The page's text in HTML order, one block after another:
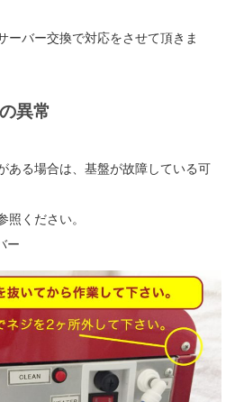
ーバー交換で対応をさせて頂きま
異常
ある場合は、基盤が故障している可
照ください。
ー